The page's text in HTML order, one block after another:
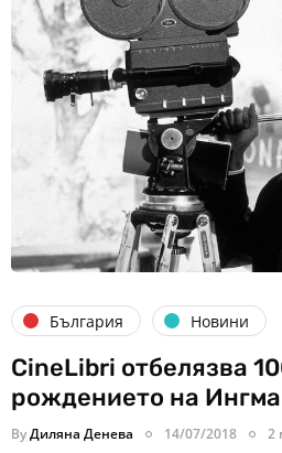
България Новини
CineLibri отбелязва
рождението на
ByДиляна Денева 14/07/2018 2